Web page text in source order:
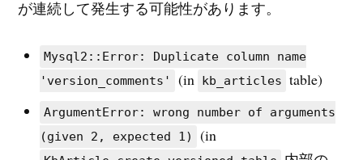
が連続して発生する可能性があります。
Mysql2::Error: Duplicate column name
'version_comments'
(in kb_articles table)
ArgumentError: wrong number of arguments
(given 2, expected 1)
(in